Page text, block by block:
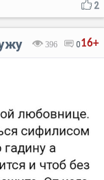
2
16+
396 0